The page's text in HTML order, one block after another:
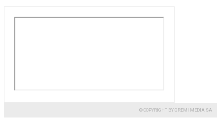
© COPYRIGHT BY GREMI MEDIA SA